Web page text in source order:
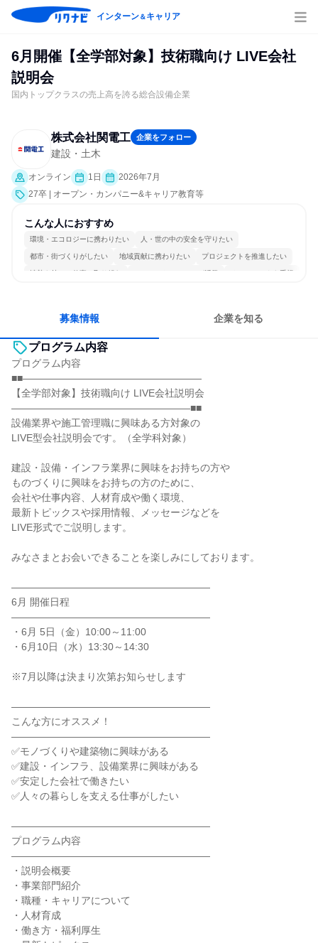
インターン＆キャリア
6月開催【全学部対象】技術職向け LIVE会社
説明会
国内トップクラスの売上高を誇る総合設備企業
株式会社関電工 企業をフォロー
建設・土木
オンライン 1日
2026年7月
27卒 | オープン・カンパニー&キャリア教育等
こんな人におすすめ
環境・エコロジーに携わりたい 人・世の中の安全を守りたい
都市・街づくりがしたい 地域貢献に携わりたい プロジェクトを推進したい
情熱を持って仕事に取り組む コミュニケーションが活発 チームワークを重視
募集情報 企業を知る
プログラム内容
プログラム内容
■■――――――――――――――――――
【全学部対象】技術職向け LIVE会社説明会
――――――――――――――――――■■
設備業界や施工管理職に興味ある方対象の
LIVE型会社説明会です。（全学科対象）
建設・設備・インフラ業界に興味をお持ちの方や
ものづくりに興味をお持ちの方のために、
会社や仕事内容、人材育成や働く環境、
最新トピックスや採用情報、メッセージなどを
LIVE形式でご説明します。
みなさまとお会いできることを楽しみにしております。
――――――――――――――――――――
6月 開催日程
――――――――――――――――――――
・6月 5日（金）10:00～11:00
・6月10日（水）13:30～14:30
※7月以降は決まり次第お知らせします
――――――――――――――――――――
こんな方にオススメ！
――――――――――――――――――――
✅モノづくりや建築物に興味がある
✅建設・インフラ、設備業界に興味がある
✅安定した会社で働きたい
✅人々の暮らしを支える仕事がしたい
――――――――――――――――――――
プログラム内容
――――――――――――――――――――
・説明会概要
・事業部門紹介
・職種・キャリアについて
・人材育成
・働き方・福利厚生